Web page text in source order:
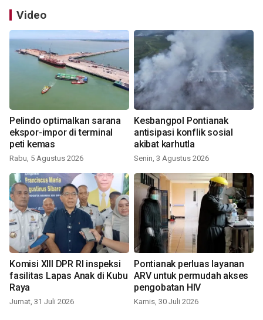
Video
Pelindo optimalkan sarana
ekspor-impor di terminal
peti kemas
Rabu, 5 Agustus 2026
Kesbangpol Pontianak
antisipasi konflik sosial
akibat karhutla
Senin, 3 Agustus 2026
Komisi XIII DPR RI inspeksi
fasilitas Lapas Anak di Kubu
Raya
Jumat, 31 Juli 2026
Pontianak perluas layanan
ARV untuk permudah akses
pengobatan HIV
Kamis, 30 Juli 2026